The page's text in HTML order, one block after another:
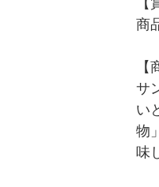
【
商
【
サ
い
物
味